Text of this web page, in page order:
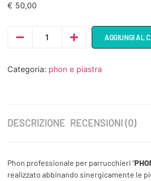
€ 50,00
AGGIUNGI AL
Categoria: phon e piastra
DESCRIZIONE RECENSIONI (0)
Phon professionale per parrucchieri “
realizzato abbinando sinergicamente le